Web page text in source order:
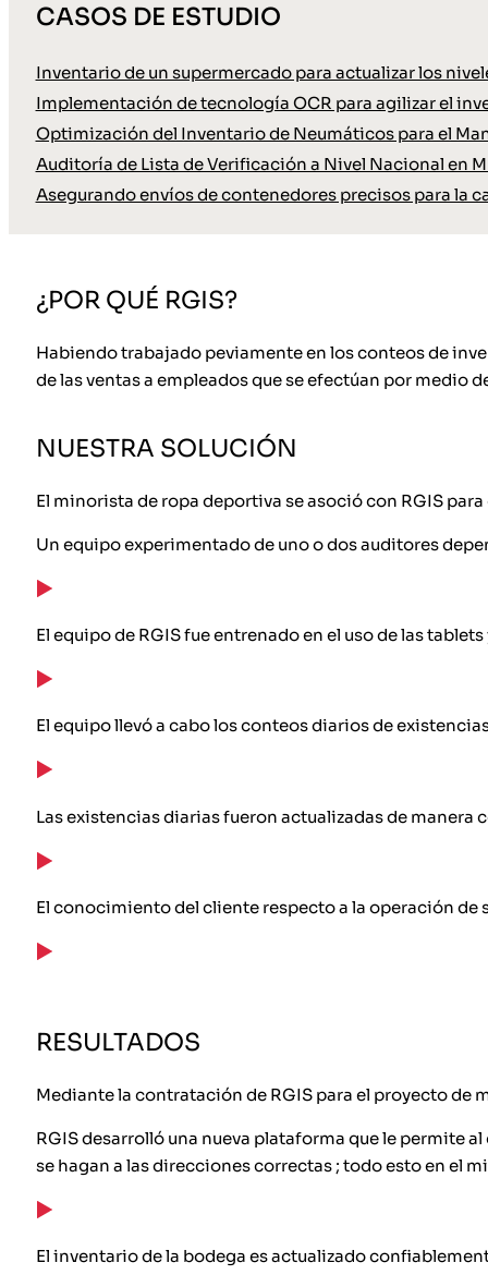
CASOS DE ESTUDIO
Inventario de un supermercado para actualizar los
Implementación de tecnología OCR para agilizar el
Optimización del Inventario de Neumáticos para el
Auditoría de Lista de Verificación a Nivel Nacional en
Asegurando envíos de contenedores precisos para la
¿POR QUÉ RGIS?
Habiendo trabajado peviamente en los conteos de
de las ventas a empleados que se efectúan por medio
NUESTRA SOLUCIÓN
El minorista de ropa deportiva se asoció con RGIS
Un equipo experimentado de uno o dos auditores
El equipo de RGIS fue entrenado en el uso de las
El equipo llevó a cabo los conteos diarios de
Las existencias diarias fueron actualizadas de manera
El conocimiento del cliente respecto a la operación de
RESULTADOS
Mediante la contratación de RGIS para el proyecto de
RGIS desarrolló una nueva plataforma que le permite
se hagan a las direcciones correctas ; todo esto en el
El inventario de la bodega es actualizado